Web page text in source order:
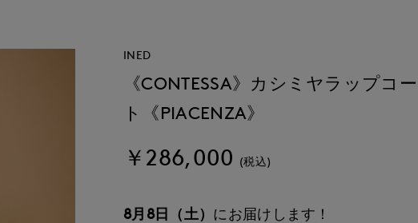
INED
《CONTESSA》カシミヤラップコー
ト《PIACENZA》
￥286,000 (税込)
8月8日（土） にお届けします！